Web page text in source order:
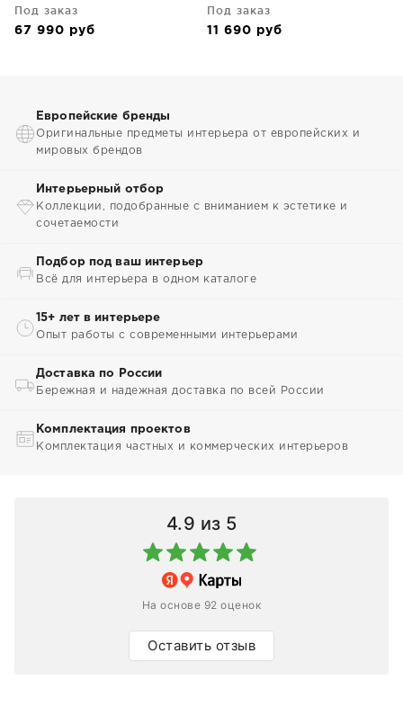
Под заказ
67 990 руб
Под заказ
11 690 руб
Европейские бренды
Оригинальные предметы интерьера от европейских и
мировых брендов
Интерьерный отбор
Коллекции, подобранные с вниманием к эстетике и
сочетаемости
Подбор под ваш интерьер
Всё для интерьера в одном каталоге
15+ лет в интерьере
Опыт работы с современными интерьерами
Доставка по России
Бережная и надежная доставка по всей России
Комплектация проектов
Комплектация частных и коммерческих интерьеров
4.9 из 5
На основе 92 оценок
Оставить отзыв